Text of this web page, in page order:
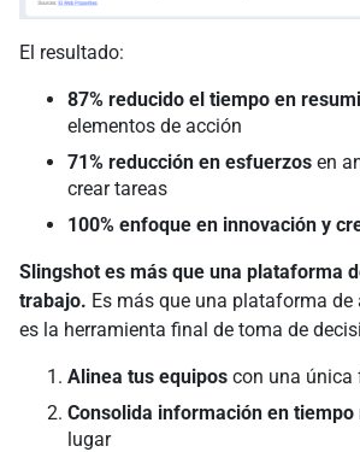
El resultado:
87% reducido el tiempo en
elementos de acción
71% reducción en esfuerzos en
crear tareas
100% enfoque en innovación y
Slingshot es más que una plataforma
trabajo. Es más que una plataforma
es la herramienta final de toma de
Alinea tus equipos con una única
Consolida información en tiempo
lugar